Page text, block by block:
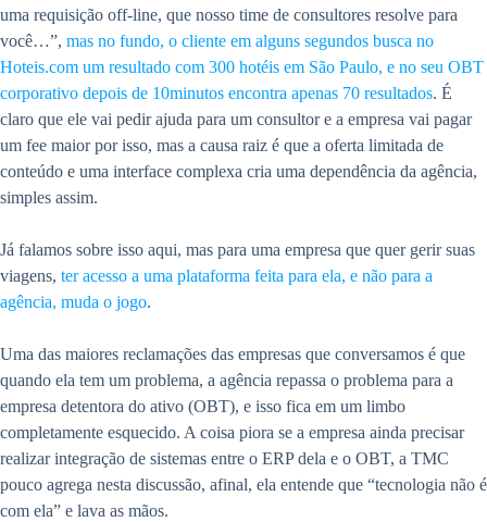
uma requisição off-line, que nosso time de consultores resolve para
você…”, mas no fundo, o cliente em alguns segundos busca no
Hoteis.com um resultado com 300 hotéis em São Paulo, e no seu OBT
corporativo depois de 10minutos encontra apenas 70 resultados. É
claro que ele vai pedir ajuda para um consultor e a empresa vai pagar
um fee maior por isso, mas a causa raiz é que a oferta limitada de
conteúdo e uma interface complexa cria uma dependência da agência,
simples assim.
Já falamos sobre isso aqui, mas para uma empresa que quer gerir suas
viagens, ter acesso a uma plataforma feita para ela, e não para a
agência, muda o jogo.
Uma das maiores reclamações das empresas que conversamos é que
quando ela tem um problema, a agência repassa o problema para a
empresa detentora do ativo (OBT), e isso fica em um limbo
completamente esquecido. A coisa piora se a empresa ainda precisar
realizar integração de sistemas entre o ERP dela e o OBT, a TMC
pouco agrega nesta discussão, afinal, ela entende que “tecnologia não é
com ela” e lava as mãos.